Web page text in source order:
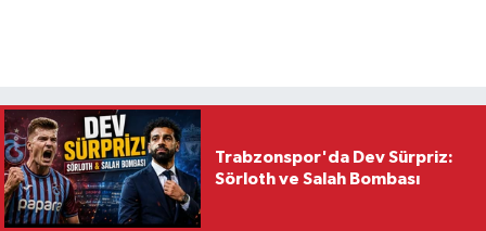
Trabzonspor'da Dev Sürpriz:
Sörloth ve Salah Bombası